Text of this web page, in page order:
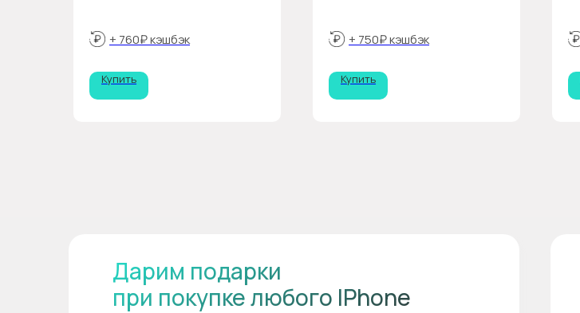
+ 760₽ кэшбэк
Купить
+ 750₽ кэшбэк
Купить
Дарим подарки
при покупке любого IPhone